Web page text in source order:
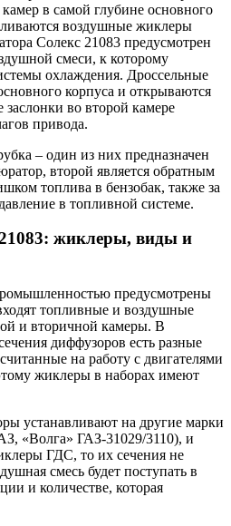
в самой глубине основного
воздушные жиклеры
Солекс 21083 предусмотрен
смеси, к которому
охлаждения. Дроссельные
корпуса и открываются
заслонки во второй камере
привода.
– один из них предназначен
второй является обратным
топлива в бензобак, также за
в топливной системе.
жиклеры, виды и
предусмотрены
топливные и воздушные
и вторичной камеры. В
диффузоров есть разные
на работу с двигателями
жиклеры в наборах имеют
устанавливают на другие марки
«Волга» ГАЗ-31029/3110), и
ГДС, то их сечения не
смесь будет поступать в
и количестве, которая